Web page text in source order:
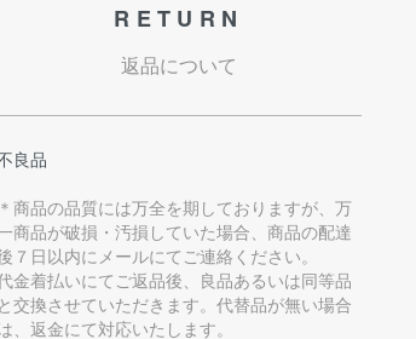
RETURN
返品について
良品
＊商品の品質には万全を期しておりますが、万
商品が破損・汚損していた場合、商品の配達
７日以内にメールにてご連絡ください。
金着払いにてご返品後、良品あるいは同等品
と交換させていただきます。代替品が無い場合
、返金にて対応いたします。